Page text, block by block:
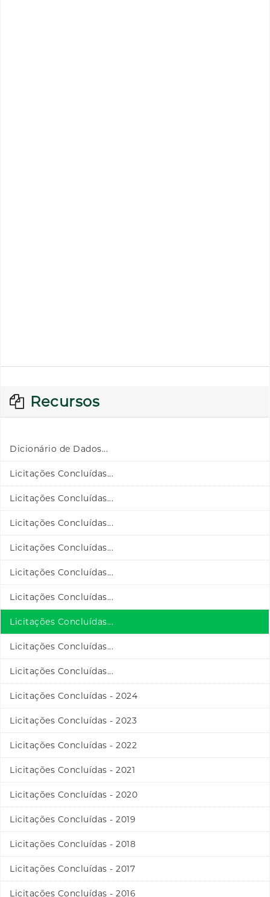
Recursos
Dicionário de Dados...
Licitações Concluídas...
Licitações Concluídas...
Licitações Concluídas...
Licitações Concluídas...
Licitações Concluídas...
Licitações Concluídas...
Licitações Concluídas...
Licitações Concluídas...
Licitações Concluídas...
Licitações Concluídas - 2024
Licitações Concluídas - 2023
Licitações Concluídas - 2022
Licitações Concluídas - 2021
Licitações Concluídas - 2020
Licitações Concluídas - 2019
Licitações Concluídas - 2018
Licitações Concluídas - 2017
Licitações Concluídas - 2016